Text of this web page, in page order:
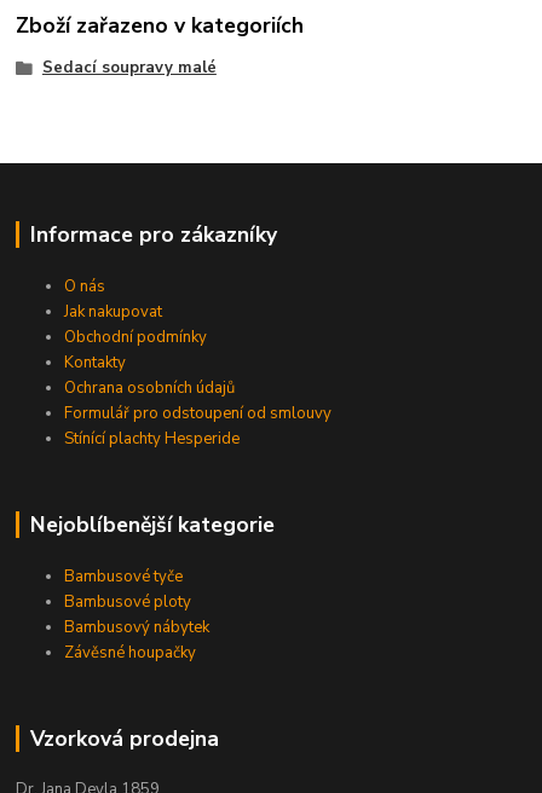
Zboží zařazeno v kategoriích
Sedací soupravy malé
Informace pro zákazníky
O nás
Jak nakupovat
Obchodní podmínky
Kontakty
Ochrana osobních údajů
Formulář pro odstoupení od smlouvy
Stínící plachty Hesperide
Nejoblíbenější kategorie
Bambusové tyče
Bambusové ploty
Bambusový nábytek
Závěsné houpačky
Vzorková prodejna